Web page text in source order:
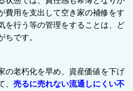
費用を支出して空き家の補修をす
を行う等の管理をすることは、ど
ちです。
の老朽化を早め、資産価値を下げ
、 売るに売れない流通しにくい不